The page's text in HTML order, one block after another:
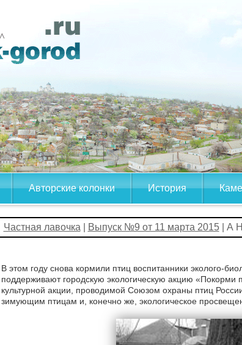
Авторские колонки История
Частная лавочка Выпуск №9 от 11 марта 2015| А
В этом году снова кормили птиц воспитанники эколого-
поддерживают городскую экологическую акцию «Покорми
культурной акции, проводимой Союзом охраны птиц
зимующим птицам и, конечно же, экологическое